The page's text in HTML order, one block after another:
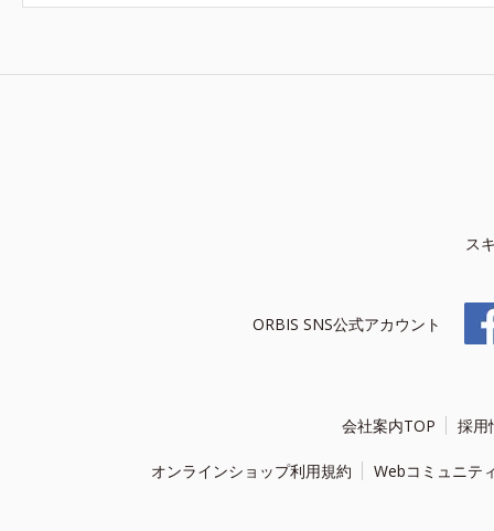
ス
ORBIS SNS公式アカウント
会社案内TOP 採用
オンラインショップ利用規約 Webコミュニテ